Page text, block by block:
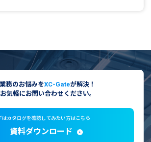
務のお悩みをXC-Gateが解決！
気軽にお問い合わせください。
はカタログを確認してみたい方はこちら
資料ダウンロード